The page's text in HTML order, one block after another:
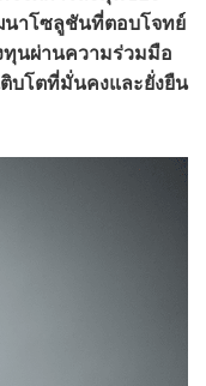
นาโซลูชันที่ตอบโจทย์
ทุนผ่านความร่วมมือ
บโตที่มั่นคงและยั่งยืน